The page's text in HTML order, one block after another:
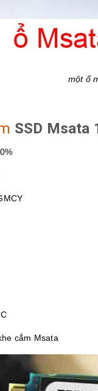
một ổ
SSD Msata
cắm Msata